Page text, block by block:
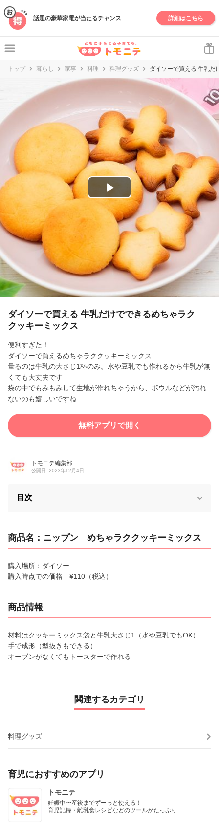
話題の豪華家電が当たるチャンス 詳細はこちら
トップ 暮らし 家事 料理 料理グッズ ダイソーで買える 牛乳だ
P
l
a
y
i
e
o
ダイソーで買える 牛乳だけでできるめちゃラク
クッキーミックス
便利すぎた！
ダイソーで買えるめちゃラククッキーミックス
量るのは牛乳の大さじ1杯のみ。水や豆乳でも作れるから牛乳が無
くても大丈夫です！
袋の中でもみもみして生地が作れちゃうから、ボウルなどが汚れ
ないのも嬉しいですね
無料アプリで開く
トモニテ編集部
公開日: 2023年12月4日
目次
商品名：ニップン めちゃラククッキーミックス
購入場所：ダイソー
購入時点での価格：¥110（税込）
商品情報
材料はクッキーミックス袋と牛乳大さじ1（水や豆乳でもOK）
手で成形（型抜きもできる）
オーブンがなくてもトースターで作れる
関連するカテゴリ
料理グッズ
育児におすすめのアプリ
トモニテ
妊娠中〜産後までずーっと使える！
育児記録・離乳食レシピなどのツールがたっぷり